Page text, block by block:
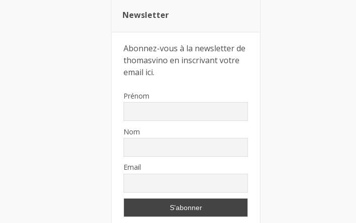
Newsletter
Abonnez-vous à la newsletter de
thomasvino en inscrivant votre
email ici.
Prénom
Nom
Email